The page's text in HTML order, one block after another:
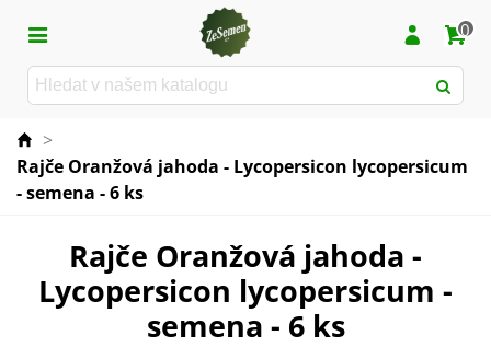
0
>
Rajče Oranžová jahoda - Lycopersicon lycopersicum
- semena - 6 ks
Rajče Oranžová jahoda -
Lycopersicon lycopersicum -
semena - 6 ks